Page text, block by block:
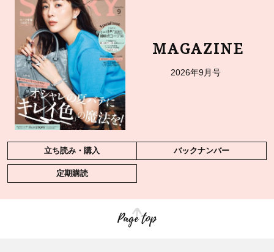
MAGAZINE
2026年9月号
立ち読み・購入 バックナンバー
定期購読
Page top